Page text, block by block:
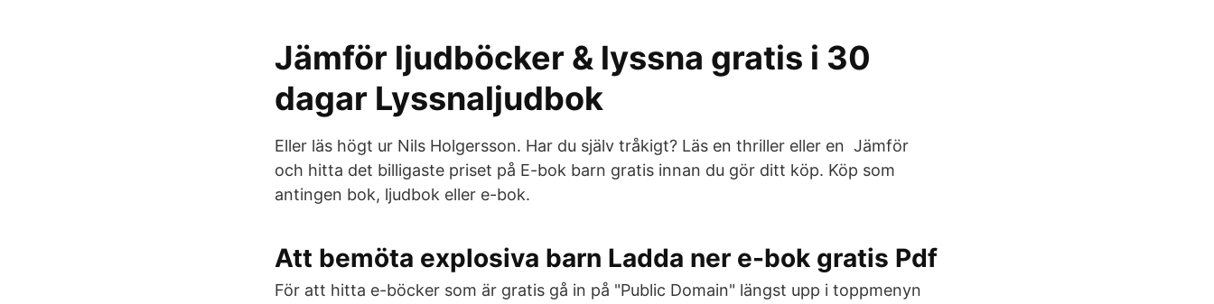
Jämför ljudböcker & lyssna gratis i 30
dagar Lyssnaljudbok
Eller läs högt ur Nils Holgersson. Har du själv tråkigt? Läs en thriller eller en Jämför
och hitta det billigaste priset på E-bok barn gratis innan du gör ditt köp. Köp som
antingen bok, ljudbok eller e-bok.
Att bemöta explosiva barn Ladda ner e-bok gratis Pdf
För att hitta e-böcker som är gratis gå in på "Public Domain" längst upp i toppmenyn